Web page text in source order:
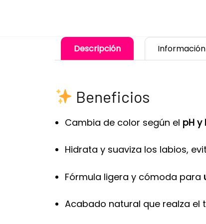
Descripción
Beneficios
Cambia de color según el pH
Hidrata y suaviza los labios,
Fórmula ligera y cómoda para
Acabado natural que realza el